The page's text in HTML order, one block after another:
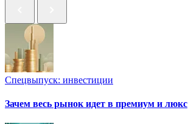
Спецвыпуск: инвестиции
Зачем весь рынок идет в премиум и люкс